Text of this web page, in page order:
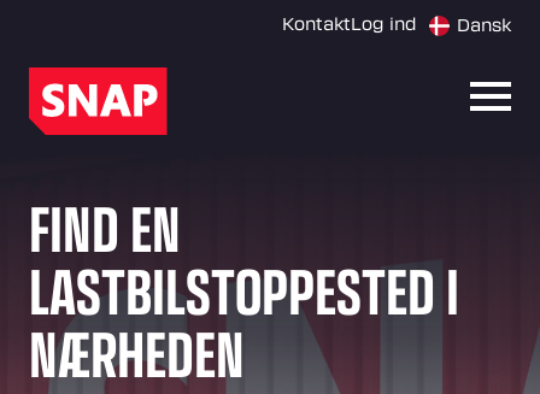
KontaktLog ind Dansk
FIND EN
LASTBILSTOPPESTED I
NÆRHEDEN